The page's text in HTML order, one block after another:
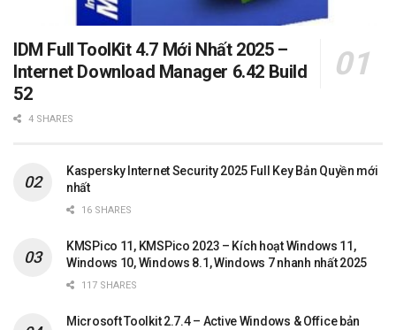
IDM Full ToolKit 4.7 Mới Nhất 2025 –
Internet Download Manager 6.42 Build
52
4 SHARES
Kaspersky Internet Security 2025 Full Key Bản Quyền mới
nhất
16 SHARES
KMSPico 11, KMSPico 2023 – Kích hoạt Windows 11,
Windows 10, Windows 8.1, Windows 7 nhanh nhất 2025
117 SHARES
Microsoft Toolkit 2.7.4 – Active Windows & Office bản